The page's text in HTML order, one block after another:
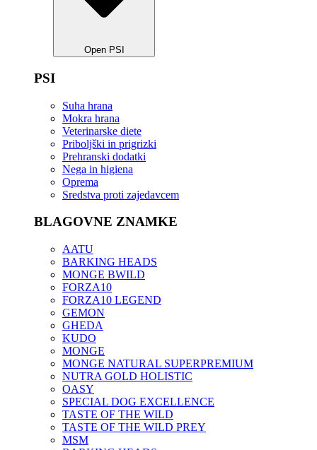
Open PSI
PSI
Suha hrana
Mokra hrana
Veterinarske diete
Priboljški in prigrizki
Prehranski dodatki
Nega in higiena
Oprema
Sredstva proti zajedavcem
BLAGOVNE ZNAMKE
AATU
BARKING HEADS
MONGE BWILD
FORZA10
FORZA10 LEGEND
GEMON
GHEDA
KUDO
MONGE
MONGE NATURAL SUPERPREMIUM
NUTRA GOLD HOLISTIC
OASY
SPECIAL DOG EXCELLENCE
TASTE OF THE WILD
TASTE OF THE WILD PREY
MSM